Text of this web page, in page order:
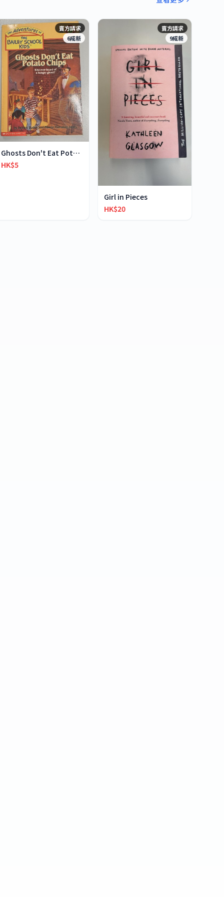
賣方請求
6成新
Ghosts Don't Eat Potato Chips
HK$5
賣方請求
9成新
Girl in Pieces
HK$20